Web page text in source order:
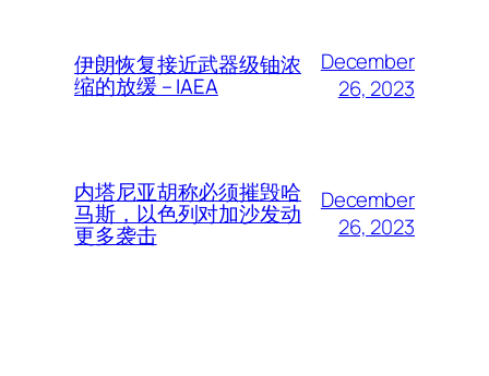
伊朗恢复接近武器级铀浓
缩的放缓 – IAEA
December
26, 2023
内塔尼亚胡称必须摧毁哈
马斯，以色列对加沙发动
更多袭击
December
26, 2023